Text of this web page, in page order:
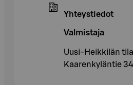
Yhteystiedot
Valmistaja
Uusi-Heikkilän tila
Kaarenkyläntie